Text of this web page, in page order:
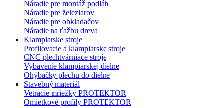
Náradie pre montáž podláh
Náradie pre železiarov
Náradie pre obkladačov
Náradie na ťažbu dreva
Klampiarske stroje
Profilovacie a klampiarske stroje
CNC plechtvárniace stroje
Vybavenie klampiarskej dielne
Ohýbačky plechu do dielne
Stavebný materiál
Vetracie mriežky PROTEKTOR
Omietkové profily PROTEKTOR